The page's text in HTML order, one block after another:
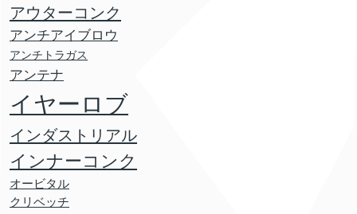
アウターコンク
アンチアイブロウ
アンチトラガス
アンテナ
イヤーロブ
インダストリアル
インナーコンク
オービタル
クリベッチ